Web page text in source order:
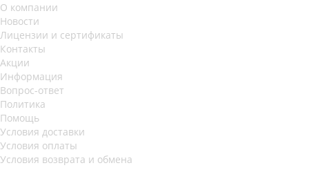
О компании
Новости
Лицензии и сертификаты
Контакты
Акции
Информация
Вопрос-ответ
Политика
Помощь
Условия доставки
Условия оплаты
Условия возврата и обмена